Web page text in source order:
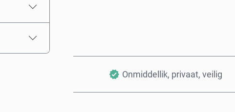
Onmiddellik, privaat, veilig